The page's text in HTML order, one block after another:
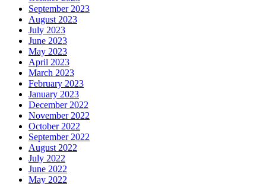
September 2023
August 2023
July 2023
June 2023
May 2023
April 2023
March 2023
February 2023
January 2023
December 2022
November 2022
October 2022
September 2022
August 2022
July 2022
June 2022
May 2022